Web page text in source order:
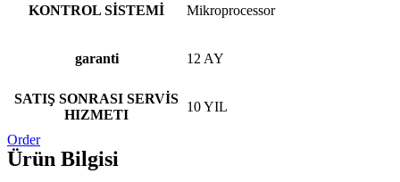
KONTROL SİSTEMİ Mikroprocessor
garanti 12 AY
SATIŞ SONRASI SERVİS
HIZMETI
10 YIL
Order
Ürün Bilgisi